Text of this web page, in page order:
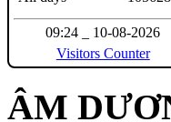
09:24 _ 10-08-2026
Visitors Counter
ÂM